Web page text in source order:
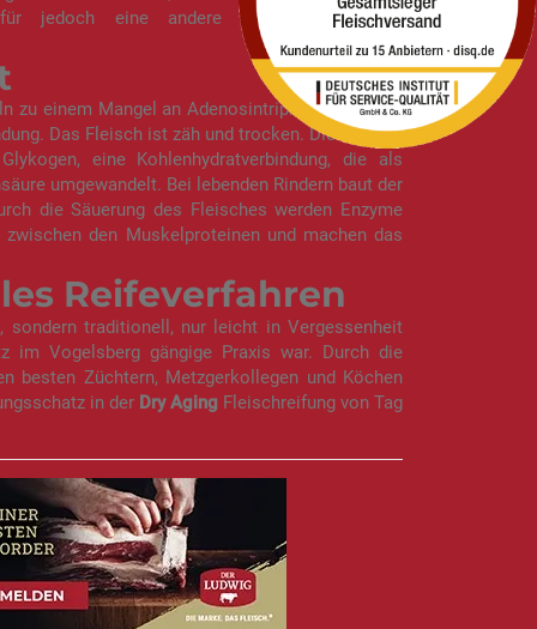
jedoch eine andere Marmorierung und
zu einem Mangel an Adenosintriphosphat(ATP).
Das Fleisch ist zäh und trocken. Die Zartheit
eine Kohlenhydratverbindung, die als
umgewandelt. Bei lebenden Rindern baut der
die Säuerung des Fleisches werden Enzyme
den Muskelproteinen und machen das
Reifeverfahren
traditionell, nur leicht in Vergessenheit
im Vogelsberg gängige Praxis war. Durch die
besten Züchtern, Metzgerkollegen und Köchen
in der Dry Aging Fleischreifung von Tag